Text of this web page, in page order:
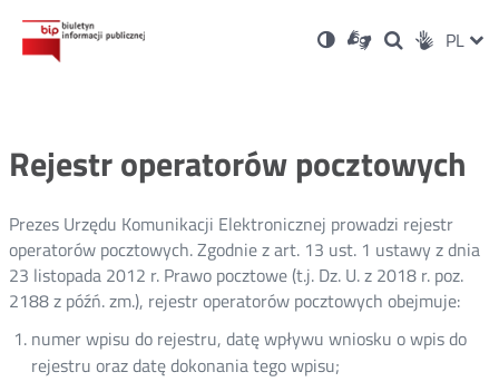
Ustawienia
Wersja
kontrastowa
Dla
niesłyszących
OtwórzOtwórz
w
Otwórz
w
Social PL
Rejestr operatorów pocztowych
Prezes Urzędu Komunikacji Elektronicznej prowadzi rejestr
operatorów pocztowych. Zgodnie z art. 13 ust. 1 ustawy z dnia
23 listopada 2012 r. Prawo pocztowe (t.j. Dz. U. z 2018 r. poz.
2188 z późń. zm.), rejestr operatorów pocztowych obejmuje:
numer wpisu do rejestru, datę wpływu wniosku o wpis do
rejestru oraz datę dokonania tego wpisu;